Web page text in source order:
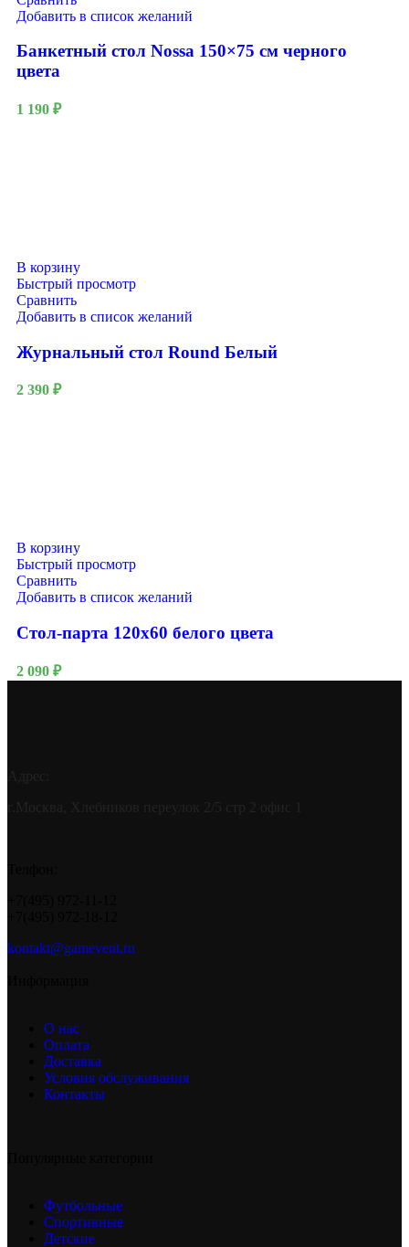
Добавить в список желаний
Банкетный стол Nossa 150×75 см черного
цвета
1 190 ₽
В корзину
Быстрый просмотр
Сравнить
Добавить в список желаний
Журнальный стол Round Белый
2 390 ₽
В корзину
Быстрый просмотр
Сравнить
Добавить в список желаний
Стол-парта 120х60 белого цвета
2 090 ₽
kontakt@gamevent.ru
О нас
Оплата
Доставка
Условия обслуживания
Контакты
Футбольные
Спортивные
Детские